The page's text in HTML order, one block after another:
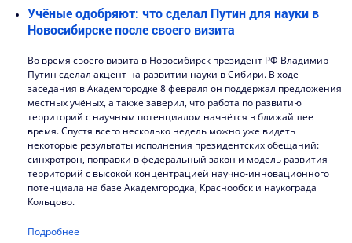
Учёные одобряют: что сделал Путин для науки в
Новосибирске после своего визита
Во время своего визита в Новосибирск президент РФ Владимир
Путин сделал акцент на развитии науки в Сибири. В ходе
заседания в Академгородке 8 февраля он поддержал предложения
местных учёных, а также заверил, что работа по развитию
территорий с научным потенциалом начнётся в ближайшее
время. Спустя всего несколько недель можно уже видеть
некоторые результаты исполнения президентских обещаний:
синхротрон, поправки в федеральный закон и модель развития
территорий с высокой концентрацией научно-инновационного
потенциала на базе Академгородка, Краснообск и наукограда
Кольцово.
Подробнее